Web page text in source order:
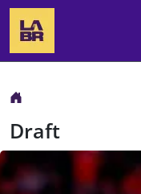
Draft